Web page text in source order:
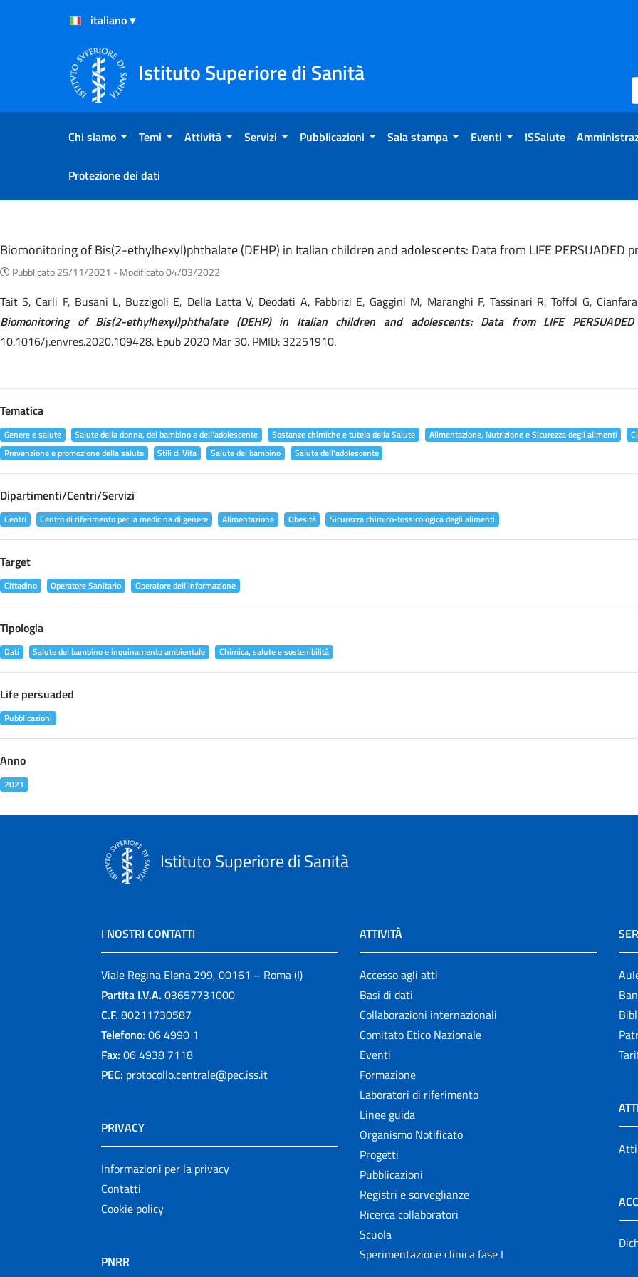
Salta al Contenuto
Salta al Footer
Istituto Superiore di Sanità
Chi siamo Temi Attività Servizi Pubblicazioni Sala stampa Eventi ISSalute
Protezione dei dati
Eventi
Biomonitoring of Bis(2-ethylhexyl)phthalate (DEHP) in Italian children and adolescents: Data from LIFE PERSUADED
Pubblicato 25/11/2021 - Modificato 04/03/2022
Tait S, Carli F, Busani L, Buzzigoli E, Della Latta V, Deodati A, Fabbrizi E, Gaggini M, Maranghi F, Tassinari R, Toffol G,
Biomonitoring of Bis(2-ethylhexyl)phthalate (DEHP) in Italian children and adolescents: Data from LIFE
10.1016/j.envres.2020.109428. Epub 2020 Mar 30. PMID: 32251910.
Tematica
Genere e salute Salute della donna, del bambino e dell'adolescente Sostanze chimiche e tutela della Salute Alimentazione, Nutrizione e Sicurezza degli alimenti
Prevenzione e promozione della salute
Stili di Vita Salute del bambino Salute dell'adolescente
Dipartimenti/Centri/Servizi
Centri Centro di riferimento per la medicina di genere Alimentazione Obesità Sicurezza chimico-tossicologica degli alimenti
Target
Cittadino Operatore Sanitario Operatore dell'informazione
Tipologia
Dati Salute del bambino e inquinamento ambientale Chimica, salute e sostenibilità
Life persuaded
Pubblicazioni
Anno
2021
Istituto Superiore di Sanità
I NOSTRI CONTATTI
Viale Regina Elena 299, 00161 – Roma (I)
Partita I.V.A. 03657731000
C.F. 80211730587
Telefono: 06 4990 1
Fax: 06 4938 7118
PEC: protocollo.centrale@pec.iss.it
PRIVACY
Informazioni per la privacy
Contatti
Cookie policy
PNRR
ATTIVITÀ
Accesso agli atti
Basi di dati
Collaborazioni internazionali
Comitato Etico Nazionale
Eventi
Formazione
Laboratori di riferimento
Linee guida
Organismo Notificato
Progetti
Pubblicazioni
Registri e sorveglianze
Ricerca collaboratori
Scuola
Sperimentazione clinica fase I
Atti